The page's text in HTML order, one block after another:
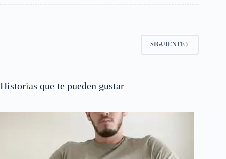
SIGUIENTE
Historias que te pueden gustar